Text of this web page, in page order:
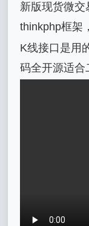
新版现货微
thinkphp框架
K线接口是用
码全开源适合